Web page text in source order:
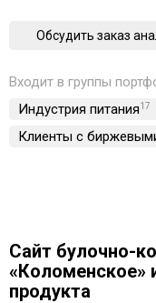
Обсудить заказ
Входит в группы
Индустрия питания17
Клиенты с
Сайт булочно-
«Коломенское»
продукта